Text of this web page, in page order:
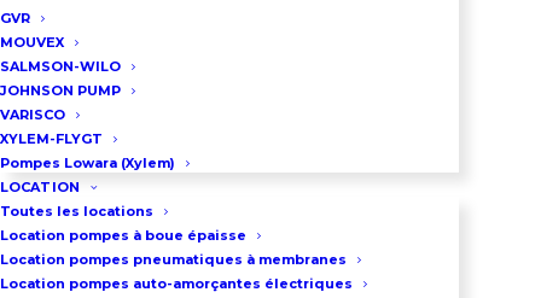
GVR
MOUVEX
SALMSON-WILO
JOHNSON PUMP
VARISCO
XYLEM-FLYGT
Pompes Lowara (Xylem)
LOCATION
Toutes les locations
Location pompes à boue épaisse
Location pompes pneumatiques à membranes
Location pompes auto-amorçantes électriques
Taillée pour les forages de
mm
précision à vos exigences :
Hydraulique :
d’eau et unités de surpression.